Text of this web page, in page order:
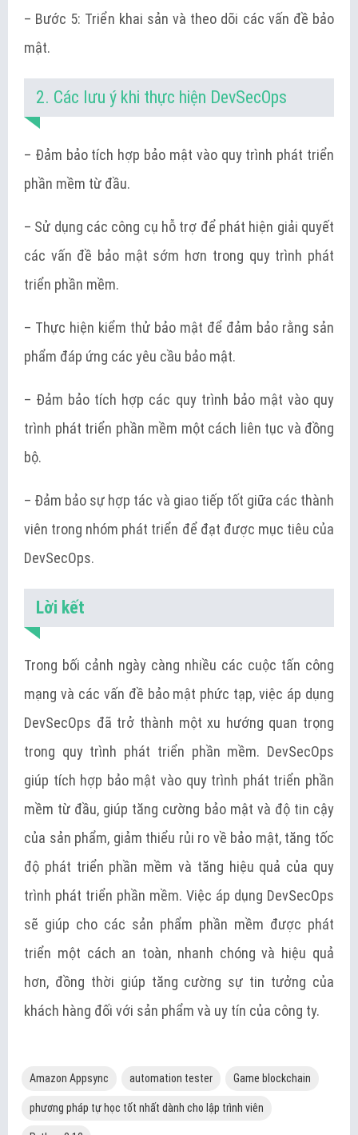
– Bước 5: Triển khai sản và theo dõi các vấn đề bảo
mật.
2. Các lưu ý khi thực hiện DevSecOps
– Đảm bảo tích hợp bảo mật vào quy trình phát triển
phần mềm từ đầu.
– Sử dụng các công cụ hỗ trợ để phát hiện giải quyết
các vấn đề bảo mật sớm hơn trong quy trình phát
triển phần mềm.
– Thực hiện kiểm thử bảo mật để đảm bảo rằng sản
phẩm đáp ứng các yêu cầu bảo mật.
– Đảm bảo tích hợp các quy trình bảo mật vào quy
trình phát triển phần mềm một cách liên tục và đồng
bộ.
– Đảm bảo sự hợp tác và giao tiếp tốt giữa các thành
viên trong nhóm phát triển để đạt được mục tiêu của
DevSecOps.
Lời kết
Trong bối cảnh ngày càng nhiều các cuộc tấn công
mạng và các vấn đề bảo mật phức tạp, việc áp dụng
DevSecOps đã trở thành một xu hướng quan trọng
trong quy trình phát triển phần mềm. DevSecOps
giúp tích hợp bảo mật vào quy trình phát triển phần
mềm từ đầu, giúp tăng cường bảo mật và độ tin cậy
của sản phẩm, giảm thiểu rủi ro về bảo mật, tăng tốc
độ phát triển phần mềm và tăng hiệu quả của quy
trình phát triển phần mềm. Việc áp dụng DevSecOps
sẽ giúp cho các sản phẩm phần mềm được phát
triển một cách an toàn, nhanh chóng và hiệu quả
hơn, đồng thời giúp tăng cường sự tin tưởng của
khách hàng đối với sản phẩm và uy tín của công ty.
Amazon Appsync automation tester Game blockchain
phương pháp tự học tốt nhất dành cho lập trình viên